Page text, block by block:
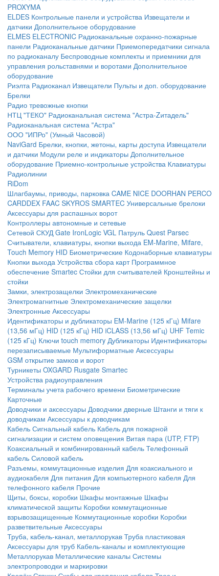
PROXYMA
ELDES Контрольные панели и устройства Извещатели и
датчики Дополнительное оборудование
ELMES ELECTRONIC Радиоканальные охранно-пожарные
панели Радиоканальные датчики Приемопередатчики сигнала
по радиоканалу Беспроводные комплекты и приемники для
управления рольставнями и воротами Дополнительное
оборудование
Риэлта Радиоканал Извещатели Пульты и доп. оборудование
Брелки
Радио тревожные кнопки
НТЦ "ТЕКО" Радиоканальная система "Астра-Zитадель"
Радиоканальная система "Астра"
ООО "ИПРо" (Умный Часовой)
NaviGard Брелки, кнопки, жетоны, карты доступа Извещатели
и датчики Модули реле и индикаторы Дополнительное
оборудование Приемно-контрольные устройства Клавиатуры
Радиолинии
RiDom
Шлагбаумы, приводы, парковка CAME NICE DOORHAN PERCO
CARDDEX FAAC SKYROS SMARTEC Универсальные брелоки
Аксессуары для распашных ворот
Контроллеры автономные и сетевые
Сетевой СКУД Gate IronLogic VGL Патруль Quest Parsec
Считыватели, клавиатуры, кнопки выхода EM-Marine, Mifare,
Touch Memory HID Биометрические Кодонаборные клавиатуры
Кнопки выхода Устройства сбора карт Программное
обеспечение Smartec Стойки для считывателей Кронштейны и
стойки
Замки, электрозащелки Электромеханические
Электромагнитные Электромеханические защелки
Электронные Аксессуары
Идентификаторы и дубликаторы EM-Marine (125 кГц) Mifare
(13,56 мГц) HID (125 кГц) HID iCLASS (13,56 мГц) UHF Temic
(125 кГц) Ключи touch memory Дубликаторы Идентификаторы
перезаписываемые Мультиформатные Аксессуары
GSM открытие замков и ворот
Турникеты OXGARD Rusgate Smartec
Устройства радиоуправления
Терминалы учета рабочего времени Биометрические
Карточные
Доводчики и аксессуары Доводчики дверные Штанги и тяги к
доводчикам Аксессуары к доводчикам
Кабель Сигнальный кабель Кабель для пожарной
сигнализации и систем оповещения Витая пара (UTP, FTP)
Коаксиальный и комбинированный кабель Телефонный
кабель Силовой кабель
Разъемы, коммутационные изделия Для коаксиального и
аудиокабеля Для питания Для компьютерного кабеля Для
телефонного кабеля Прочие
Щиты, боксы, коробки Шкафы монтажные Шкафы
климатической защиты Коробки коммутационные
взрывозащищенные Коммутационные коробки Коробки
разветвительные Аксессуары
Труба, кабель-канал, металлорукав Труба пластиковая
Аксессуары для труб Кабель-каналы и комплектующие
Металлорукав Металлические каналы Системы
электропроводки и маркировки